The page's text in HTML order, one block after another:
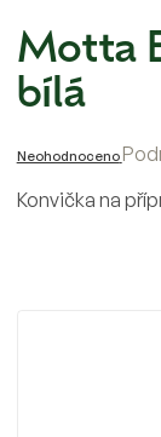
Konvička na
Motta
bílá
Průměrné
produktu
je
Neohodnoceno